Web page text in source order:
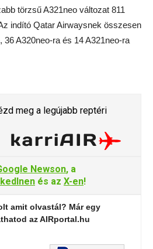
törzsű A321neo változat 811
indító Qatar Airwaysnek összesen
A320neo-ra és 14 A321neo-ra
meg a legújabb reptéri
Newson, a
és az X-en!
amit olvastál? Már egy
az AIRportal.hu